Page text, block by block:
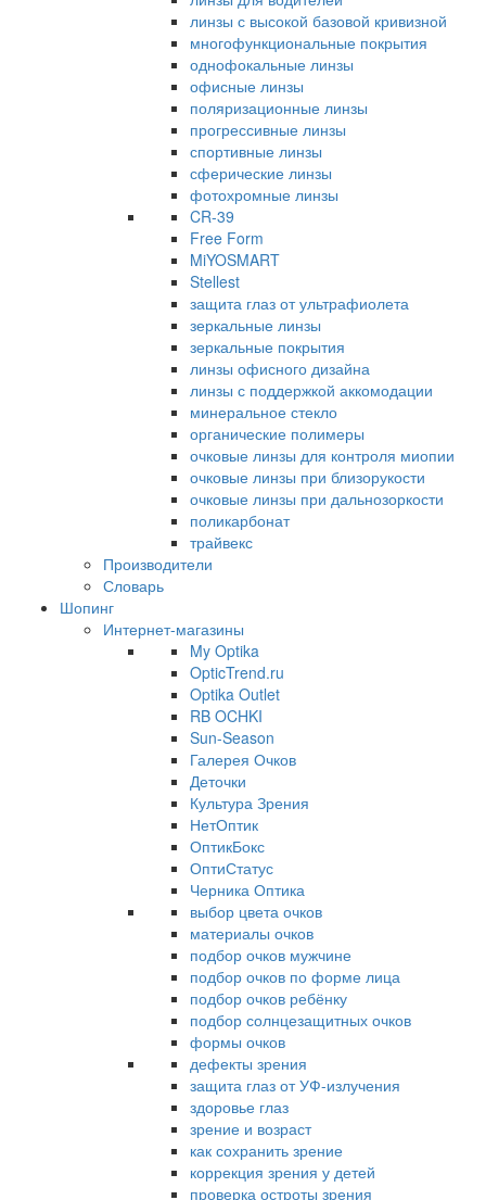
линзы с высокой базовой кривизной
многофункциональные покрытия
однофокальные линзы
офисные линзы
поляризационные линзы
прогрессивные линзы
спортивные линзы
сферические линзы
фотохромные линзы
CR-39
Free Form
MiYOSMART
Stellest
защита глаз от ультрафиолета
зеркальные линзы
зеркальные покрытия
линзы офисного дизайна
линзы с поддержкой аккомодации
минеральное стекло
органические полимеры
очковые линзы для контроля миопии
очковые линзы при близорукости
очковые линзы при дальнозоркости
поликарбонат
трайвекс
Производители
Словарь
Шопинг
Интернет-магазины
My Optika
OpticTrend.ru
Optika Outlet
RB OCHKI
Sun-Season
Галерея Очков
Деточки
Культура Зрения
НетОптик
ОптикБокс
ОптиСтатус
Черника Оптика
выбор цвета очков
материалы очков
подбор очков мужчине
подбор очков по форме лица
подбор очков ребёнку
подбор солнцезащитных очков
формы очков
дефекты зрения
защита глаз от УФ-излучения
здоровье глаз
зрение и возраст
как сохранить зрение
коррекция зрения у детей
проверка остроты зрения